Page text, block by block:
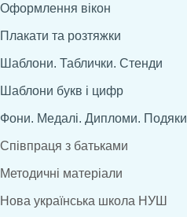
Оформлення вікон
Плакати та розтяжки
Шаблони. Таблички. Стенди
Шаблони букв і цифр
Фони. Медалі. Дипломи. Подяки
Співпраця з батьками
Методичні матеріали
Нова українська школа НУШ